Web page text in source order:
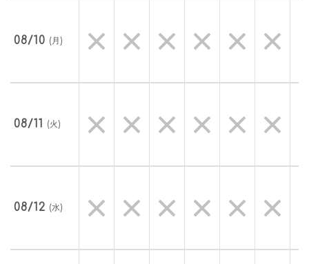
08/10 (月)
08/11 (火)
08/12 (水)